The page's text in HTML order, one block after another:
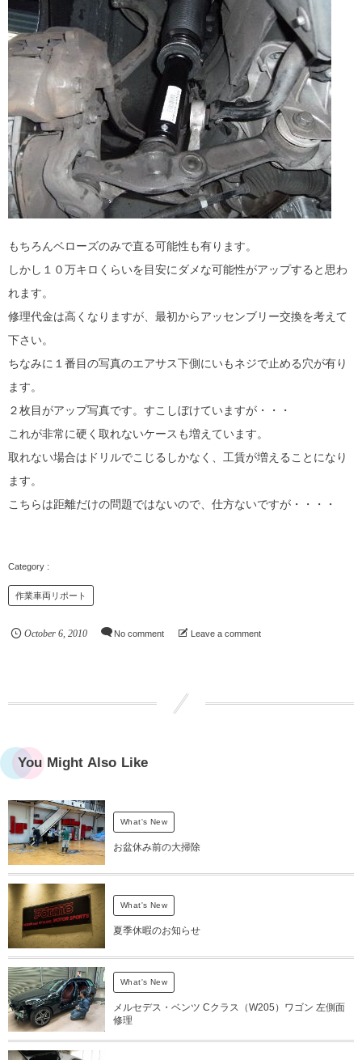
もちろんベローズのみで直る可能性も有ります。
しかし１０万キロくらいを目安にダメな可能性がアップすると思わ
れます。
修理代金は高くなりますが、最初からアッセンブリー交換を考えて
下さい。
ちなみに１番目の写真のエアサス下側にいもネジで止める穴が有り
ます。
２枚目がアップ写真です。すこしぼけていますが・・・
これが非常に硬く取れないケースも増えています。
取れない場合はドリルでこじるしかなく、工賃が増えることになり
ます。
こちらは距離だけの問題ではないので、仕方ないですが・・・・
作業車両リポート
October 6, 2010 No comment Leave a comment
You Might Also Like
What's New
お盆休み前の大掃除
What's New
夏季休暇のお知らせ
What's New
メルセデス・ベンツ Cクラス（W205）ワゴン 左側面
修理